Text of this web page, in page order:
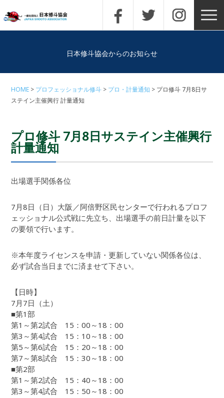
日本修斗協会からのお知らせ
HOME プロフェッショナル修斗 プロ・計量通知
プロ修斗 7月8日サ
ステイン主催興行 計量通知
プロ修斗 7月8日サステイン主催興行
計量通知
出場選手関係各位
7月8日（日）大阪／阿倍野区民センターで行われるプロフ
ェッショナル公式戦に先立ち、出場選手の前日計量を以下
の要領で行います。
※本年度ライセンスを申請・更新していない関係各位は、
必ず試合当日までに済ませて下さい。
【日時】
7月7日（土）
■第1部
第1～第2試合 15：00～18：00
第3～第4試合 15：10～18：00
第5～第6試合 15：20～18：00
第7～第8試合 15：30～18：00
■第2部
第1～第2試合 15：40～18：00
第3～第4試合 15：50～18：00